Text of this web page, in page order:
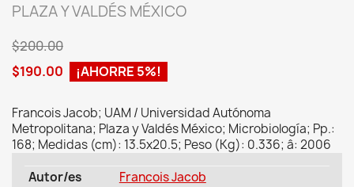
PLAZA Y VALDÉS MÉXICO
$200.00
$190.00
¡AHORRE 5%!
Francois Jacob; UAM / Universidad Autónoma
Metropolitana; Plaza y Valdés México; Microbiología; Pp.:
168; Medidas (cm): 13.5x20.5; Peso (Kg): 0.336; â: 2006
Autor/es
Francois Jacob